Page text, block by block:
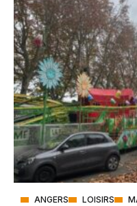
ANGERS LOISIRS